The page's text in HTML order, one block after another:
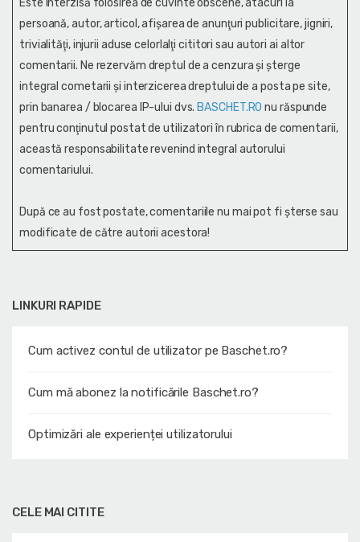
LINKURI RAPIDE
Cum activez contul de utilizator pe Baschet.ro?
Cum mă abonez la notificările Baschet.ro?
Optimizări ale experienței utilizatorului
persoană, autor, articol, afişarea de anunţuri publicitare, jigniri,
trivialităţi, injurii aduse celorlalţi cititori sau autori ai altor
comentarii. Ne rezervăm dreptul de a cenzura și şterge
integral cometarii și interzicerea dreptului de a posta pe site,
prin banarea / blocarea IP-ului dvs. BASCHET.RO nu răspunde
pentru conţinutul postat de utilizatori în rubrica de comentarii,
această responsabilitate revenind integral autorului
comentariului.
După ce au fost postate, comentariile nu mai pot fi șterse sau
modificate de către autorii acestora!
CELE MAI CITITE